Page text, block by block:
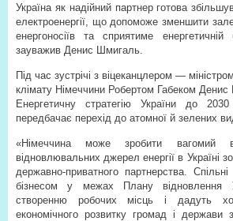
Україна як надійний партнер готова
електроенергії, що допоможе зменшити
енергоносіїв та сприятиме
зауважив Денис Шмигаль.
Під час зустрічі з віцеканцлером —
клімату Німеччини Робертом Габеком
Енергетичну стратегію України до
передбачає перехід до атомної й зелених
«Німеччина може зробити вагомий
відновлювальних джерел енергії в Україні
державно-приватного партнерства.
бізнесом у межах Плану відновлення
створенню робочих місць і дадуть
економічного розвитку громад і